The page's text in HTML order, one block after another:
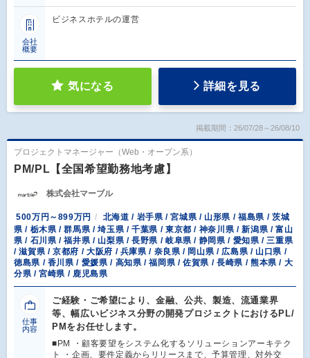
会社
概要
ビジネスホテルの運営
気になる 詳細を見る
掲載期間：26/07/28～26/08/10
プロジェクトマネージャー（Web・オープン系）
PM/PL【全国希望勤務地考慮】
株式会社マーブル
500万円～899万円
北海道 / 岩手県 / 宮城県 / 山形県 / 福島県 / 茨城
県 / 栃木県 / 群馬県 / 埼玉県 / 千葉県 / 東京都 / 神奈川県 / 新潟県 / 富山
県 / 石川県 / 福井県 / 山梨県 / 長野県 / 岐阜県 / 静岡県 / 愛知県 / 三重県
/ 滋賀県 / 京都府 / 大阪府 / 兵庫県 / 奈良県 / 岡山県 / 広島県 / 山口県 /
徳島県 / 香川県 / 愛媛県 / 高知県 / 福岡県 / 佐賀県 / 長崎県 / 熊本県 / 大
分県 / 宮崎県 / 鹿児島県
仕事
内容
ご経験・ご希望により、金融、公共、製造、流通業界
等、幅広いビジネス分野の開発プロジェクトにおけるPL/
PMをお任せします。
■PM ・顧客要望をシステム化するソリューションアーキテク
ト ・企画、要件定義からリリースまで、予算管理、対外交